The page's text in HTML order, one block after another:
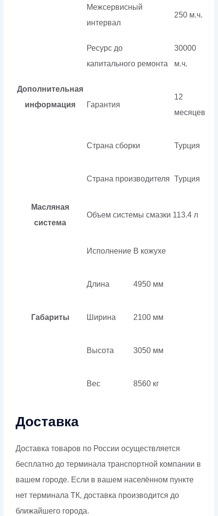
Дополнительная
информация
Межсервисный
интервал
250 м.ч.
Ресурс до
капитального ремонта
30000
м.ч.
Гарантия
12
месяцев
Страна сборки Турция
Страна производителя Турция
Масляная
система
Объем системы смазки 113.4 л
Габариты
Исполнение В кожухе
Длина 4950 мм
Ширина 2100 мм
Высота 3050 мм
Вес 8560 кг
Доставка
Доставка товаров по России осуществляется
бесплатно до терминала транспортной компании в
вашем городе. Если в вашем населённом пункте
нет терминала ТК, доставка производится до
ближайшего города.